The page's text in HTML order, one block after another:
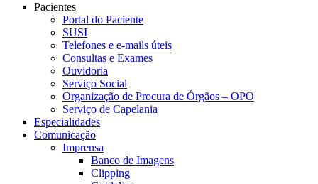
Pacientes
Portal do Paciente
SUSI
Telefones e e-mails úteis
Consultas e Exames
Ouvidoria
Serviço Social
Organização de Procura de Órgãos – OPO
Serviço de Capelania
Especialidades
Comunicação
Imprensa
Banco de Imagens
Clipping